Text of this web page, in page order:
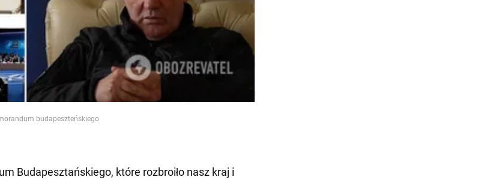
budapeszteńskiego
Budapesztańskiego, które rozbroiło nasz kraj i